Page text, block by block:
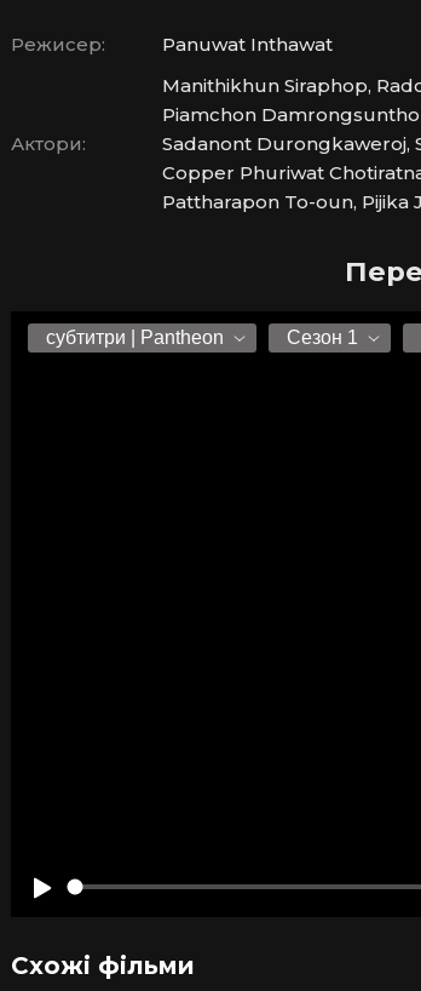
Режисер: Panuwat Inthawat
Актори:
Manithikhun Siraphop,
Piamchon
Sadanont Durongkaweroj,
Copper Phuriwat
Pattharapon To-oun, Pijika
Схожі фільми